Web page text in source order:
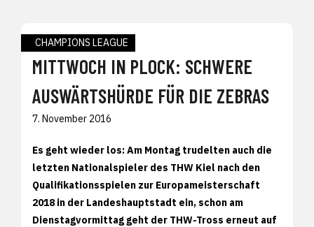
CHAMPIONS LEAGUE
MITTWOCH IN PLOCK: SCHWERE
AUSWÄRTSHÜRDE FÜR DIE ZEBRAS
7. November 2016
Es geht wieder los: Am Montag trudelten auch die
letzten Nationalspieler des THW Kiel nach den
Qualifikationsspielen zur Europameisterschaft
2018 in der Landeshauptstadt ein, schon am
Dienstagvormittag geht der THW-Tross erneut auf